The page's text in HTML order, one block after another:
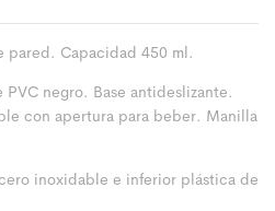
Capacidad 450 ml.
negro. Base antideslizante.
con apertura para beber. Manilla
inoxidable e inferior plástica de